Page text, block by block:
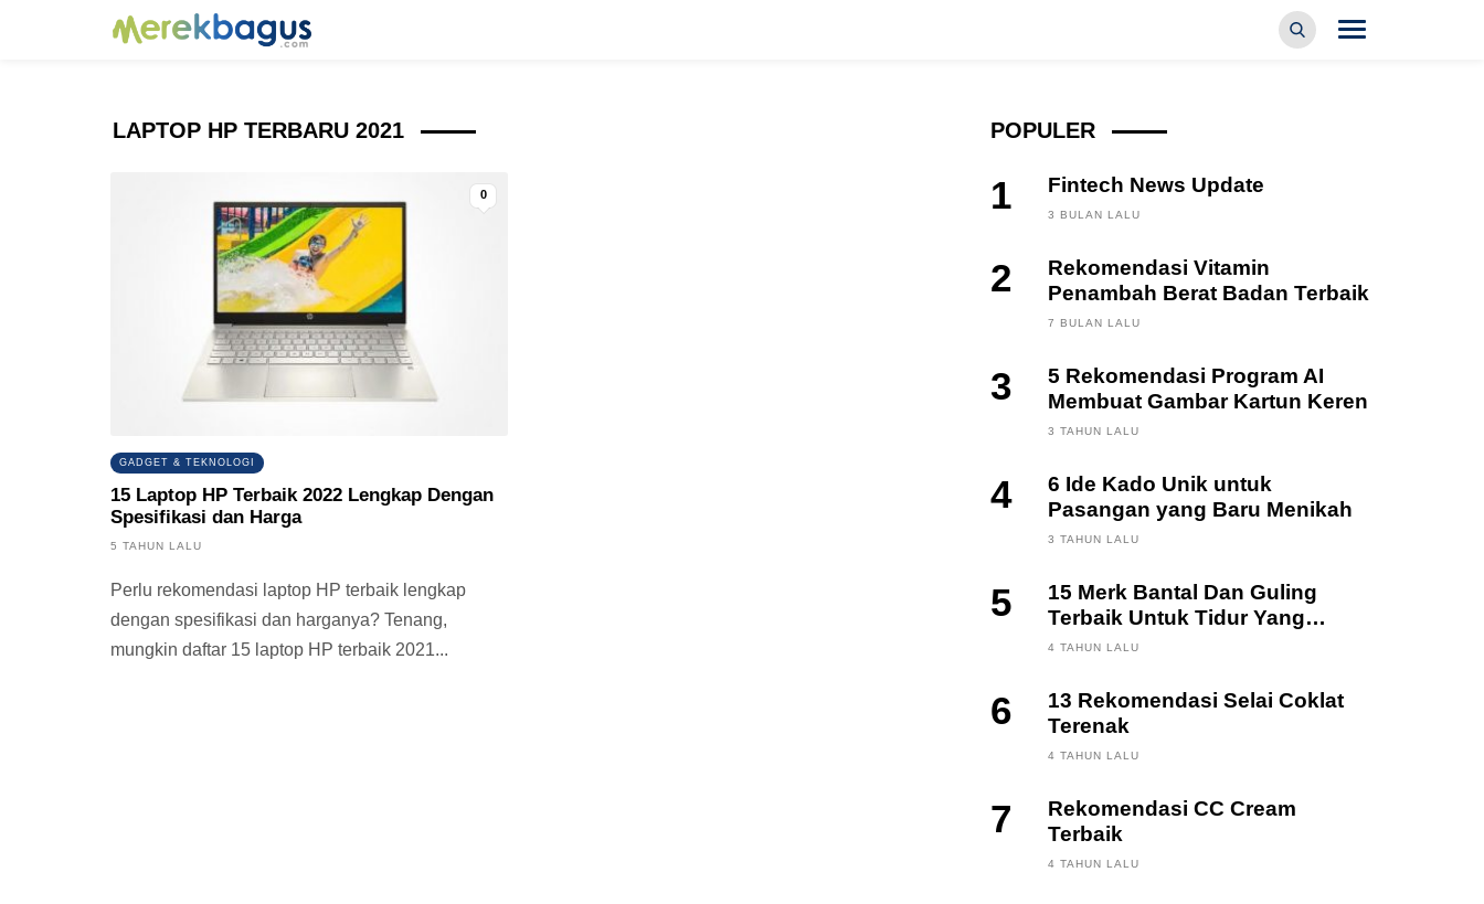
LAPTOP HP TERBARU 2021
0
GADGET & TEKNOLOGI
15 Laptop HP Terbaik 2022 Lengkap Dengan
Spesifikasi dan Harga
5 TAHUN LALU
Perlu rekomendasi laptop HP terbaik lengkap
dengan spesifikasi dan harganya? Tenang,
mungkin daftar 15 laptop HP terbaik 2021...
POPULER
1 Fintech News Update
3 BULAN LALU
2
Rekomendasi Vitamin
Penambah Berat Badan Terbaik
7 BULAN LALU
3
5 Rekomendasi Program AI
Membuat Gambar Kartun Keren
3 TAHUN LALU
4
6 Ide Kado Unik untuk
Pasangan yang Baru Menikah
3 TAHUN LALU
5
15 Merk Bantal Dan Guling
Terbaik Untuk Tidur Yang
Berkualitas
4 TAHUN LALU
6
13 Rekomendasi Selai Coklat
Terenak
4 TAHUN LALU
7
Rekomendasi CC Cream
Terbaik
4 TAHUN LALU